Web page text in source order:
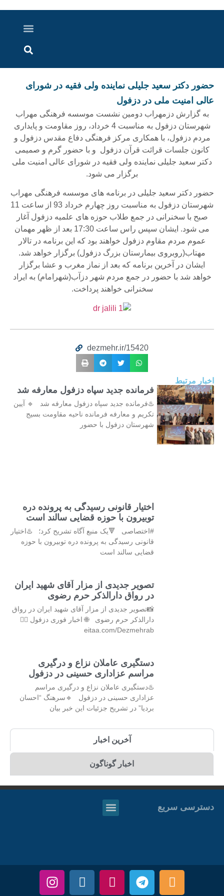
حضور دکتر سعید جلیلی نماینده ولی فقیه در شورای
عالی امنیت ملی در دزفول
به گزارش دزمهراب دومین نشست موسسه فرهنگی مهراب
شهرستان دزفول به مناسبت 4 خرداد، روز مقاومت و پایداری
مردم دزفول، با همکاری مرکز فرهنگی دفاع مقدس دزفول و
کانون جلسات قرائت قرآن دزفول و با حضور گرم و صمیمی
دکتر سعید جلیلی نماینده ولی فقیه در شورای عالی امنیت ملی
برگزار می شود.
حضور دکتر سعید جلیلی در برنامه های موسسه فرهنگی مهراب
شهرستان دزفول به مناسبت روز چهارم خرداد 93 از ساعت 11
صبح با سخنرانی در جمع طلاب حوزه های علمیه دزفول آغار
می شود. ایشان سپس راس ساعت 17:30 بعد از ظهر مهمان
عموم مردم مقاوم دزفول خواهند بود که این برنامه در تالار
مهتاب(روبروی بیمارستان بزرگ دزفول) برگزار خواهد شد.
ایشان در آخرین برنامه که بعد از نماز مغرب و عشا برگزار
خواهد شد با حضور در جمع مردم شهر دزآب(شهرامام) به ایراد
سخنرانی خواهند پرداخت.
dezmehr.ir/15420
اخبار مرتبط
فرمانده جدید سپاه دزفول معارفه شد
♨️فرمانده جدید سپاه دزفول معارفه شد 🔹 آیین
تکریم و معارفه فرمانده ناحیه مقاومت بسیج
شهرستان دزفول با حضور
اختیار قانونی رسیدگی به پرونده دره
توبیرون با حوزه قضایی سالند است
#اختصاصی 🔻یک منبع آگاه تشریح کرد؛ ♨️اختیار
قانونی رسیدگی به پرونده دره توبیرون با حوزه
قضایی سالند است
تصویر جدیدی از مزار آقای شهید ایران
در رواق دارالذکر حرم رضوی
📸تصویر جدیدی از مزار آقای شهید ایران در رواق
دارالذکر حرم رضوی 🌐 اخبار فوری دزفول 👇🏻
eitaa.com/Dezmehrab
دستگیری عاملان نزاع و درگیری
مراسم عزاداری حسینی در دزفول
♨️دستگیری عاملان نزاع و درگیری مراسم
عزاداری حسینی در دزفول 🔹سرهنگ “احسان
بردیا” در تشریح جزئیات این خبر بیان
آخرین اخبار
اخبار گوناگون
دسترسی سریع